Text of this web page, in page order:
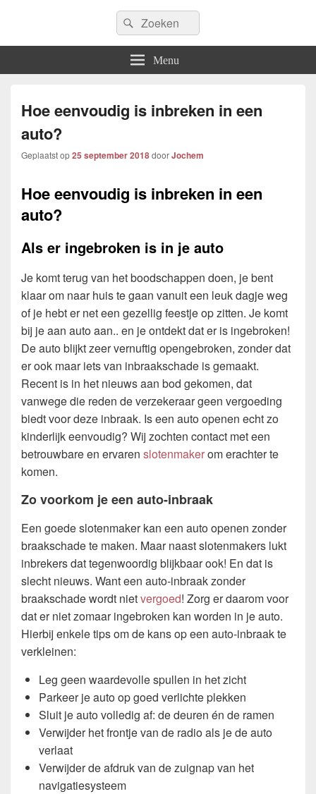
Search
for:
Search
Menu
Hoe eenvoudig is inbreken in een
auto?
Geplaatst op25 september 2018doorJochem
Hoe eenvoudig is inbreken in een
auto?
Als er ingebroken is in je auto
Je komt terug van het boodschappen doen, je bent
klaar om naar huis te gaan vanuit een leuk dagje weg
of je hebt er net een gezellig feestje op zitten. Je komt
bij je aan auto aan.. en je ontdekt dat er is ingebroken!
De auto blijkt zeer vernuftig opengebroken, zonder dat
er ook maar iets van inbraakschade is gemaakt.
Recent is in het nieuws aan bod gekomen, dat
vanwege die reden de verzekeraar geen vergoeding
biedt voor deze inbraak. Is een auto openen echt zo
kinderlijk eenvoudig? Wij zochten contact met een
betrouwbare en ervaren slotenmakerom erachter te
komen.
Zo voorkom je een auto-inbraak
Een goede slotenmaker kan een auto openen zonder
braakschade te maken. Maar naast slotenmakers lukt
inbrekers dat tegenwoordig blijkbaar ook! En dat is
slecht nieuws. Want een auto-inbraak zonder
braakschade wordt nietvergoed! Zorg er daarom voor
dat er niet zomaar ingebroken kan worden in je auto.
Hierbij enkele tips om de kans op een auto-inbraak te
verkleinen:
Leg geen waardevolle spullen in het zicht
Parkeer je auto op goed verlichte plekken
Sluit je auto volledig af: de deuren én de ramen
Verwijder het frontje van de radio als je de auto
verlaat
Verwijder de afdruk van de zuignap van het
navigatiesysteem